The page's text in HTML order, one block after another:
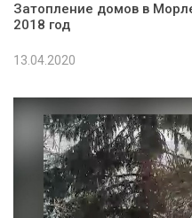
Затопление домов в
2018 год
13.04.2020